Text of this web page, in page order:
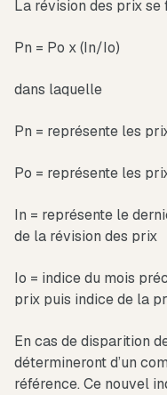
La révision des prix
Pn = Po x (In/Io)
dans laquelle
Pn = représente les
Po = représente les
In = représente le
de la révision des prix
Io = indice du mois
prix puis indice de la
En cas de disparition
détermineront d’un
référence. Ce nouvel